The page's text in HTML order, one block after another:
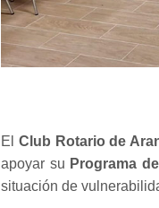
El Club Rotario de
apoyar su Programa
situación de